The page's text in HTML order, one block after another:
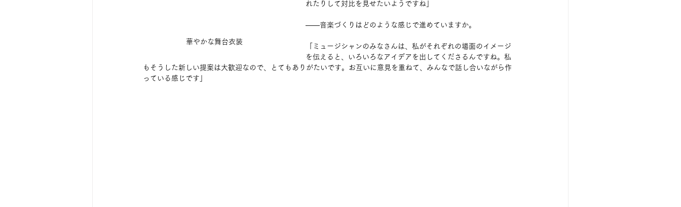
華やかな舞台衣装
れたりして対比を見せたいようですね」
――音楽づくりはどのような感じで進めていますか。
「ミュージシャンのみなさんは、私がそれぞれの場面のイメージ
を伝えると、いろいろなアイデアを出してくださるんですね。私
もそうした新しい提案は大歓迎なので、とてもありがたいです。お互いに意見を重ねて、みんなで話し合いながら作
っている感じです」